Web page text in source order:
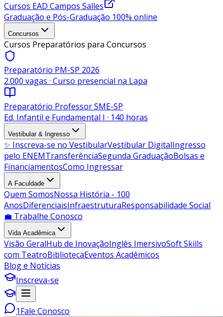
Cursos EAD Campos Salles
Graduação e Pós-Graduação 100% online
Concursos
Cursos Preparatórios para Concursos
Preparatório PM-SP 2026
2.000 vagas · Curso presencial na Lapa
Preparatório Professor SME-SP
Ed. Infantil e Fundamental I · 140 horas
Vestibular & Ingresso
✨ Inscreva-se no VestibularVestibular DigitalIngresso
pelo ENEMTransferênciaSegunda GraduaçãoBolsas e
FinanciamentosComo Ingressar
A Faculdade
Quem SomosNossa História - 100
AnosDiferenciaisInfraestruturaResponsabilidade Social
💼 Trabalhe Conosco
Vida Acadêmica
Visão GeralHub de InovaçãoInglês ImersivoSoft Skills
com TeatroBibliotecaEventos Acadêmicos
Blog e Notícias
Inscreva-se
1Fale Conosco